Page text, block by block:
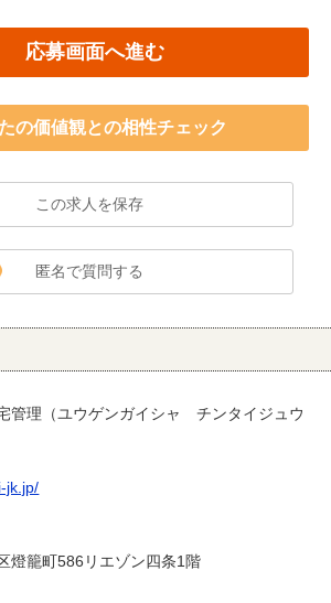
応募画面へ進む
の価値観との相性チェック
匿名で質問する
管理（ユウゲンガイシャ チンタイジュウ
jk.jp/
燈籠町586リエゾン四条1階